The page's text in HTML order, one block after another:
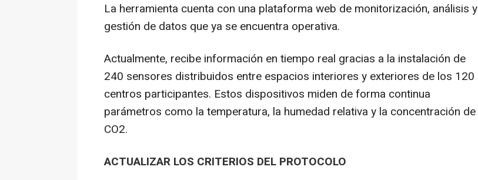
La herramienta cuenta con una plataforma web de monitorización, análisis y
gestión de datos que ya se encuentra operativa.
Actualmente, recibe información en tiempo real gracias a la instalación de
240 sensores distribuidos entre espacios interiores y exteriores de los 120
centros participantes. Estos dispositivos miden de forma continua
parámetros como la temperatura, la humedad relativa y la concentración de
CO2.
ACTUALIZAR LOS CRITERIOS DEL PROTOCOLO